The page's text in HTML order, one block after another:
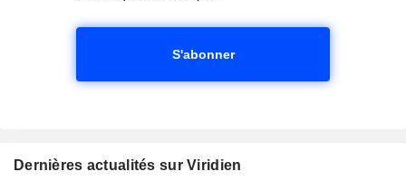
S'abonner
Dernières actualités sur Viridien